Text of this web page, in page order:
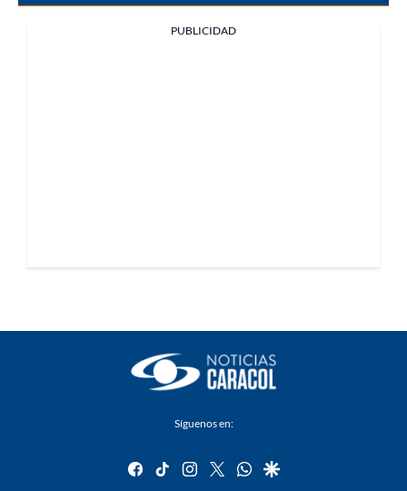
PUBLICIDAD
Síguenos en:
facebook
tiktok instagram
twitterwhatsapp
google